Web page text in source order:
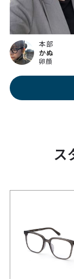
本部
かぬ
卵顔
ス